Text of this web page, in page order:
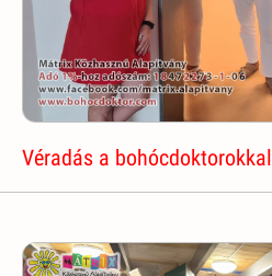
Véradás a bohócdoktorokkal